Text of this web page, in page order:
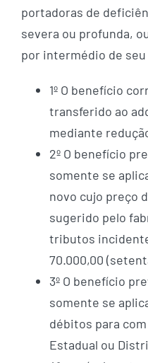
portadoras de
severa ou profunda,
por intermédio de
1º O benefício
transferido ao
mediante
2º O benefício
somente se
novo cujo preço
sugerido pelo
tributos
70.000,00
3º O benefício
somente se
débitos para
Estadual ou